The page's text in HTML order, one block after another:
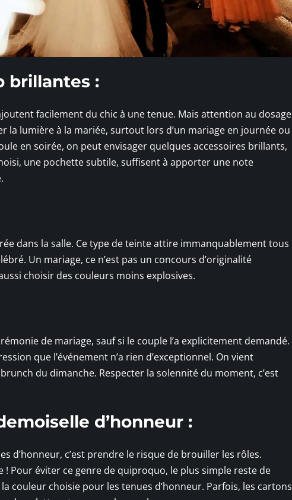
brillantes :
facilement du chic à une tenue. Mais attention au dosage
lumière à la mariée, surtout lors d’un mariage en journée ou
en soirée, on peut envisager quelques accessoires brillants,
une pochette subtile, suffisent à apporter une note
dans la salle. Ce type de teinte attire immanquablement tous
Un mariage, ce n’est pas un concours d’originalité
choisir des couleurs moins explosives.
de mariage, sauf si le couple l’a explicitement demandé.
que l’événement n’a rien d’exceptionnel. On vient
du dimanche. Respecter la solennité du moment, c’est
d’honneur :
d’honneur, c’est prendre le risque de brouiller les rôles.
! Pour éviter ce genre de quiproquo, le plus simple reste de
couleur choisie pour les tenues d’honneur. Parfois, les cartons